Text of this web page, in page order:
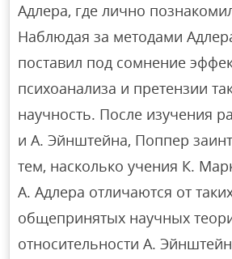
Адлера, где лично
Наблюдая за методами
поставил под сомнение
психоанализа и претензии
научность. После изучения
и А. Эйнштейна, Поппер
тем, насколько учения К.
А. Адлера отличаются от
общепринятых научных
относительности А.